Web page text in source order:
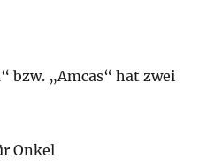
bzw. „Amcas“ hat zwei
Onkel